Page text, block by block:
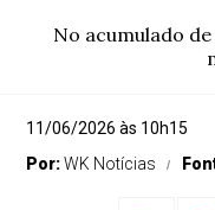
No acumulado
11/06/2026 às 10h15
Por:WK Notícias